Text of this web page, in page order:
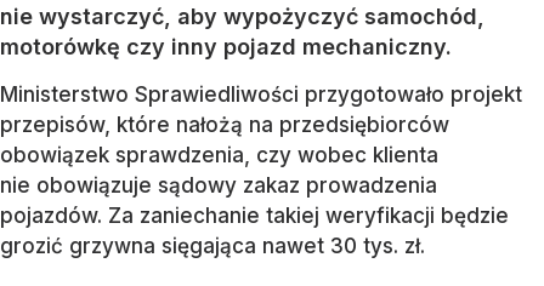
nie wystarczyć, aby wypożyczyć samochód,
motorówkę czy inny pojazd mechaniczny.
Ministerstwo Sprawiedliwości przygotowało projekt
przepisów, które nałożą na przedsiębiorców
obowiązek sprawdzenia, czy wobec klienta
nie obowiązuje sądowy zakaz prowadzenia
pojazdów. Za zaniechanie takiej weryfikacji będzie
grozić grzywna sięgająca nawet 30 tys. zł.